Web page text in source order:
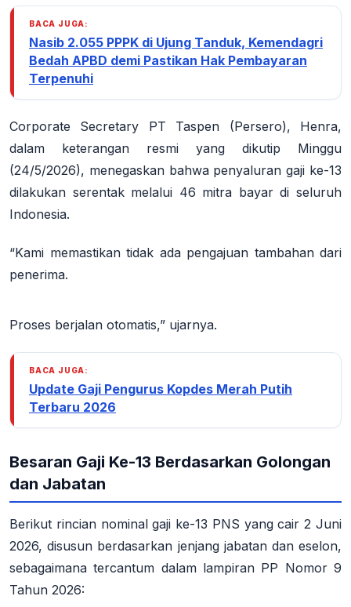
BACA JUGA:
Nasib 2.055 PPPK di Ujung Tanduk, Kemendagri
Bedah APBD demi Pastikan Hak Pembayaran
Terpenuhi
Corporate Secretary PT Taspen (Persero), Henra,
dalam keterangan resmi yang dikutip Minggu
(24/5/2026), menegaskan bahwa penyaluran gaji ke-13
dilakukan serentak melalui 46 mitra bayar di seluruh
Indonesia.
“Kami memastikan tidak ada pengajuan tambahan dari
penerima.
Proses berjalan otomatis,” ujarnya.
BACA JUGA:
Update Gaji Pengurus Kopdes Merah Putih
Terbaru 2026
Besaran Gaji Ke-13 Berdasarkan Golongan
dan Jabatan
Berikut rincian nominal gaji ke-13 PNS yang cair 2 Juni
2026, disusun berdasarkan jenjang jabatan dan eselon,
sebagaimana tercantum dalam lampiran PP Nomor 9
Tahun 2026: